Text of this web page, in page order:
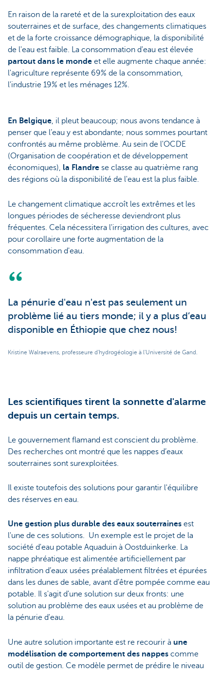
En raison de la rareté et de la surexploitation des eaux
souterraines et de surface, des changements climatiques
et de la forte croissance démographique, la disponibilité
de l'eau est faible. La consommation d'eau est élevée
partout dans le monde et elle augmente chaque année:
l'agriculture représente 69% de la consommation,
l'industrie 19% et les ménages 12%.
En Belgique, il pleut beaucoup; nous avons tendance à
penser que l’eau y est abondante; nous sommes pourtant
confrontés au même problème. Au sein de l'OCDE
(Organisation de coopération et de développement
économiques), la Flandre se classe au quatrième rang
des régions où la disponibilité de l'eau est la plus faible.
Le changement climatique accroît les extrêmes et les
longues périodes de sécheresse deviendront plus
fréquentes. Cela nécessitera l'irrigation des cultures, avec
pour corollaire une forte augmentation de la
consommation d'eau.
La pénurie d'eau n'est pas seulement un
problème lié au tiers monde; il y a plus d’eau
disponible en Éthiopie que chez nous!
Kristine Walraevens, professeure d'hydrogéologie à l'Université de Gand.
Les scientifiques tirent la sonnette d'alarme
depuis un certain temps.
Le gouvernement flamand est conscient du problème.
Des recherches ont montré que les nappes d’eaux
souterraines sont surexploitées.
Il existe toutefois des solutions pour garantir l'équilibre
des réserves en eau.
Une gestion plus durable des eaux souterraines est
l'une de ces solutions. Un exemple est le projet de la
société d'eau potable Aquaduin à Oostduinkerke. La
nappe phréatique est alimentée artificiellement par
infiltration d’eaux usées préalablement filtrées et épurées
dans les dunes de sable, avant d’être pompée comme eau
potable. Il s'agit d'une solution sur deux fronts: une
solution au problème des eaux usées et au problème de
la pénurie d'eau.
Une autre solution importante est re recourir à une
modélisation de comportement des nappes comme
outil de gestion. Ce modèle permet de prédire le niveau